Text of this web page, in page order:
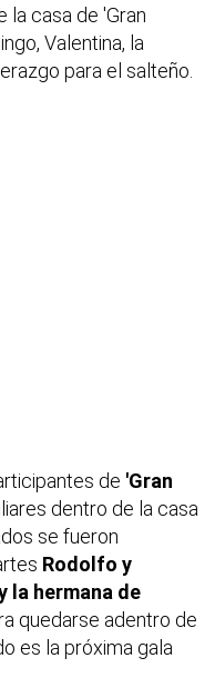
la casa de 'Gran
Valentina, la
para el salteño.
de 'Gran
dentro de la casa
se fueron
Rodolfo y
la hermana de
quedarse adentro de
es la próxima gala